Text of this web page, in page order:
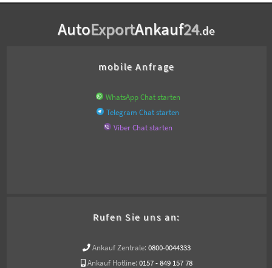
AutoExportAnkauf24.de
mobile Anfrage
WhatsApp Chat starten
Telegram Chat starten
Viber Chat starten
Rufen Sie uns an:
Ankauf Zentrale: 0800-0044333
Ankauf Hotline: 0157 - 849 157 78